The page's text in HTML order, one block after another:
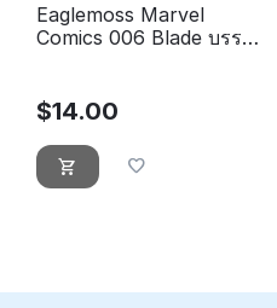
Eaglemoss Marvel
Comics 006 Blade บรรจุ
$14.00